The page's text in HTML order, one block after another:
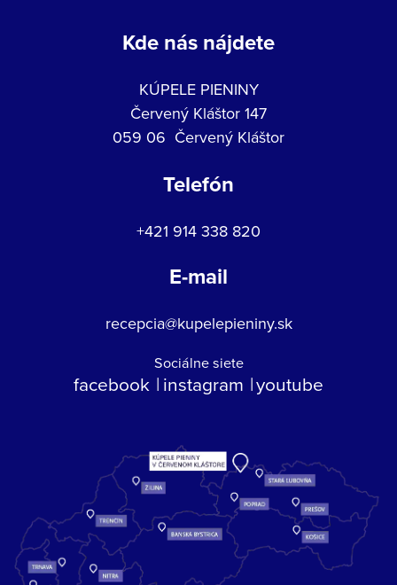
Kde nás nájdete
KÚPELE PIENINY
Červený Kláštor 147
059 06 Červený Kláštor
Telefón
+421 914 338 820
E-mail
recepcia@kupelepieniny.sk
Sociálne siete
facebook instagram youtube